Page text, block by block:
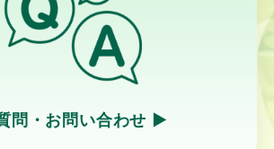
問・お問い合わせ ▶︎